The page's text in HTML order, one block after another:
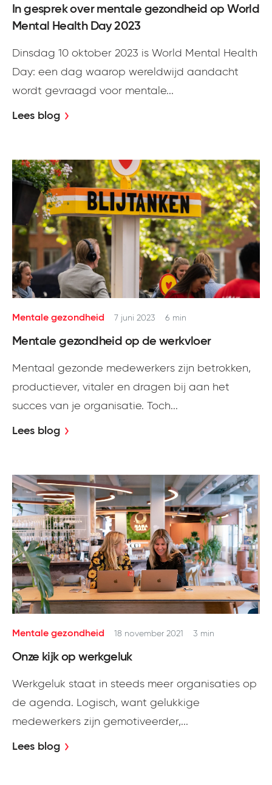
In gesprek over mentale gezondheid op World
Mental Health Day 2023
Dinsdag 10 oktober 2023 is World Mental Health
Day: een dag waarop wereldwijd aandacht
wordt gevraagd voor mentale...
Lees blog
Mentale gezondheid 7 juni 2023 6 min
Mentale gezondheid op de werkvloer
Mentaal gezonde medewerkers zijn betrokken,
productiever, vitaler en dragen bij aan het
succes van je organisatie. Toch...
Lees blog
Mentale gezondheid 18 november 2021 3 min
Onze kijk op werkgeluk
Werkgeluk staat in steeds meer organisaties op
de agenda. Logisch, want gelukkige
medewerkers zijn gemotiveerder,...
Lees blog